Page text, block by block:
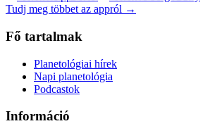
Tudj meg többet az appról →
Fő tartalmak
Planetológiai hírek
Napi planetológia
Podcastok
Információ